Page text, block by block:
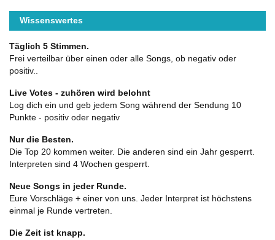
Wissenswertes
Täglich 5 Stimmen.
Frei verteilbar über einen oder alle Songs, ob negativ oder
positiv..
Live Votes - zuhören wird belohnt
Log dich ein und geb jedem Song während der Sendung 10
Punkte - positiv oder negativ
Nur die Besten.
Die Top 20 kommen weiter. Die anderen sind ein Jahr gesperrt.
Interpreten sind 4 Wochen gesperrt.
Neue Songs in jeder Runde.
Eure Vorschläge + einer von uns. Jeder Interpret ist höchstens
einmal je Runde vertreten.
Die Zeit ist knapp.